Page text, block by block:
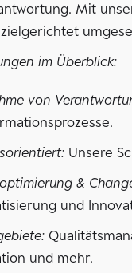
Mit
im Überblick:
von
Unsere
&
und
und mehr.